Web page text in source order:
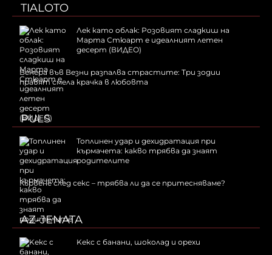
TIALOTO
Лек като облак: Розовият сладкиш на
Марта Стюарт е идеалният летен
десерт (ВИДЕО)
Венера във Везни разпалва страстите: Три зодии
правят смела крачка в любовта
PULS
Топлинен удар и дехидратация при
кърмачета: какво трябва да знаят
родителите
Кървене след секс – трябва ли да се притесняваме?
AZ-JENATA
Kекс с банани, шоколад и орехи